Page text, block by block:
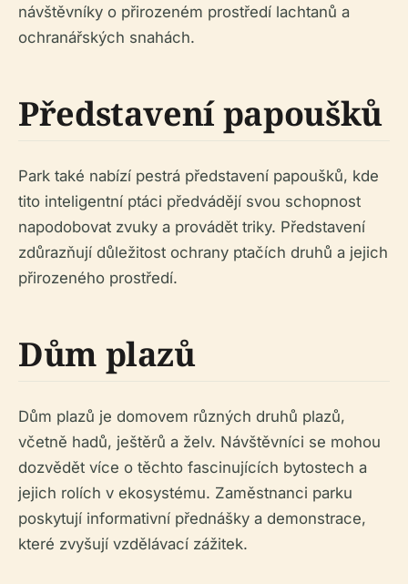
návštěvníky o přirozeném prostředí lachtanů a
ochranářských snahách.
Představení papoušků
Park také nabízí pestrá představení papoušků, kde
tito inteligentní ptáci předvádějí svou schopnost
napodobovat zvuky a provádět triky. Představení
zdůrazňují důležitost ochrany ptačích druhů a jejich
přirozeného prostředí.
Dům plazů
Dům plazů je domovem různých druhů plazů,
včetně hadů, ještěrů a želv. Návštěvníci se mohou
dozvědět více o těchto fascinujících bytostech a
jejich rolích v ekosystému. Zaměstnanci parku
poskytují informativní přednášky a demonstrace,
které zvyšují vzdělávací zážitek.